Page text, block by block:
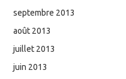
septembre 2013
août 2013
juillet 2013
juin 2013